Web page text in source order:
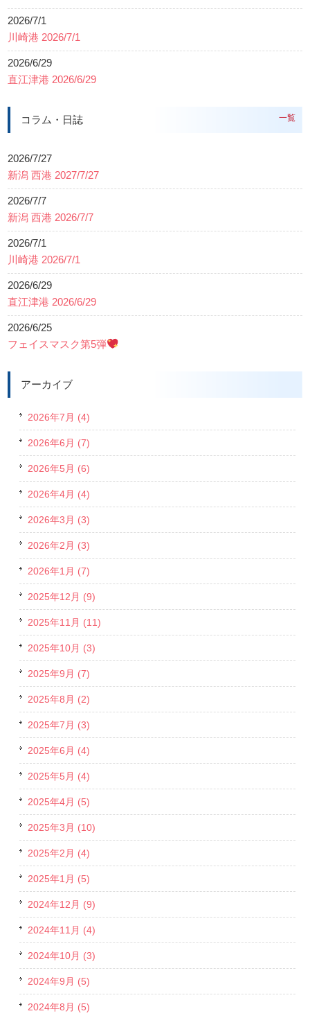
2026/7/1
川崎港 2026/7/1
2026/6/29
直江津港 2026/6/29
コラム・日誌 一覧
2026/7/27
新潟 西港 2027/7/27
2026/7/7
新潟 西港 2026/7/7
2026/7/1
川崎港 2026/7/1
2026/6/29
直江津港 2026/6/29
2026/6/25
フェイスマスク第5弾
アーカイブ
2026年7月 (4)
2026年6月 (7)
2026年5月 (6)
2026年4月 (4)
2026年3月 (3)
2026年2月 (3)
2026年1月 (7)
2025年12月 (9)
2025年11月 (11)
2025年10月 (3)
2025年9月 (7)
2025年8月 (2)
2025年7月 (3)
2025年6月 (4)
2025年5月 (4)
2025年4月 (5)
2025年3月 (10)
2025年2月 (4)
2025年1月 (5)
2024年12月 (9)
2024年11月 (4)
2024年10月 (3)
2024年9月 (5)
2024年8月 (5)